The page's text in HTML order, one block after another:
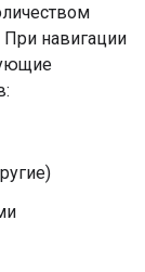
При навигации